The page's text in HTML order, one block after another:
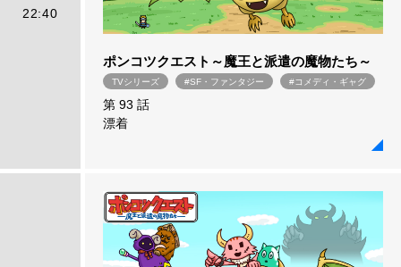
22:40
ポンコツクエスト～魔王と派遣の魔物たち～
TVシリーズ #SF・ファンタジー #コメディ・ギャグ
第 93 話
漂着